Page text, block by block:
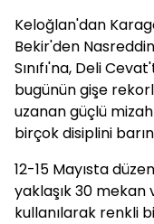
Keloğlan'dan
Bekir'den
Sınıfı'na, Deli
bugünün gişe
uzanan güçlü
birçok disiplini
12-15 Mayısta
yaklaşık 30 mekan
kullanılarak renkli